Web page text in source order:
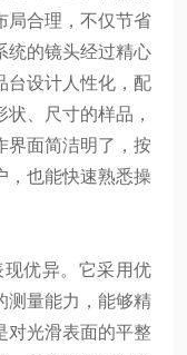
局合理，不仅节省
统的镜头经过精心
台设计人性化，配
、尺寸的样品，
界面简洁明了，按
，也能快速熟悉操
优异。它采用优
测量能力，能够精
对光滑表面的平整